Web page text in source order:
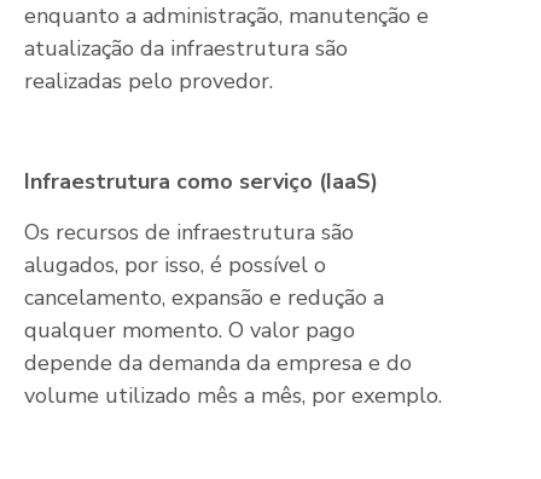
enquanto a administração, manutenção e
atualização da infraestrutura são
realizadas pelo provedor.
Infraestrutura como serviço (IaaS)
Os recursos de infraestrutura são
alugados, por isso, é possível o
cancelamento, expansão e redução a
qualquer momento. O valor pago
depende da demanda da empresa e do
volume utilizado mês a mês, por exemplo.